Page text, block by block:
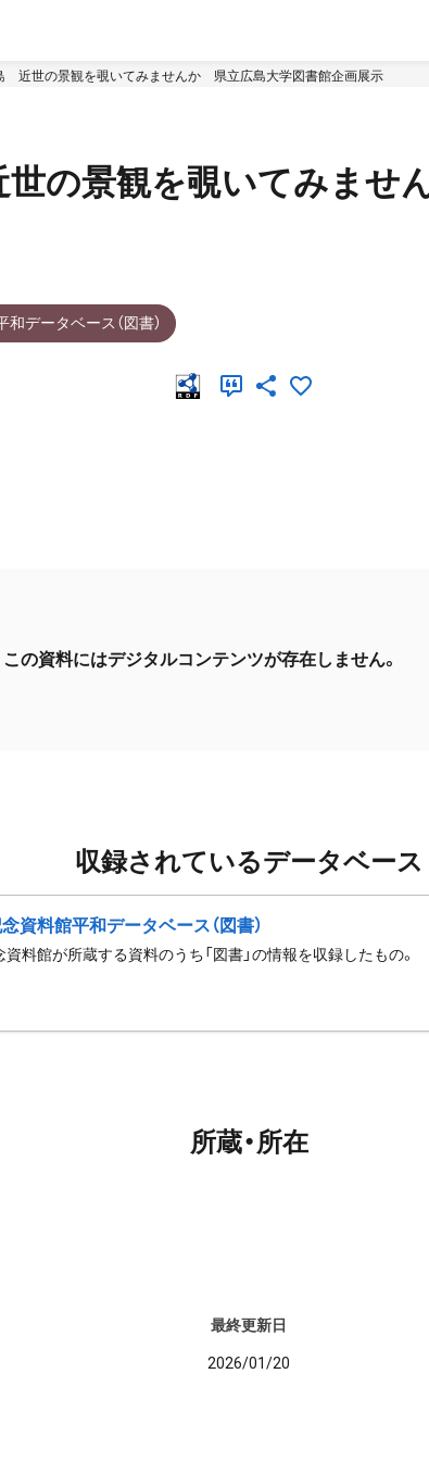
近世の景観を覗いてみませんか 県立広島大学図書館企画展示
の景観を覗いてみませ
データベース（図書）
この資料にはデジタルコンテンツが存在しません。
収録されているデータベース
資料館平和データベース（図書）
料館が所蔵する資料のうち「図書」の情報を収録したもの。
所蔵・所在
最終更新日
2026/01/20